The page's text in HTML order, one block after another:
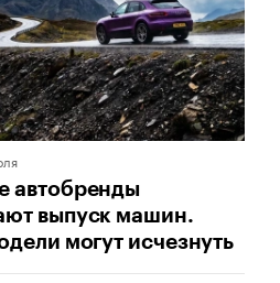
автобренды
выпуск машин.
могут исчезнуть